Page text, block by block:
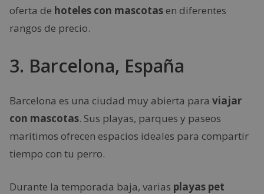
oferta de hoteles con mascotasen diferentes
rangos de precio.
3. Barcelona, España
Barcelona es una ciudad muy abierta para viajar
con mascotas. Sus playas, parques y paseos
marítimos ofrecen espacios ideales para compartir
tiempo con tu perro.
Durante la temporada baja, varias playas pet